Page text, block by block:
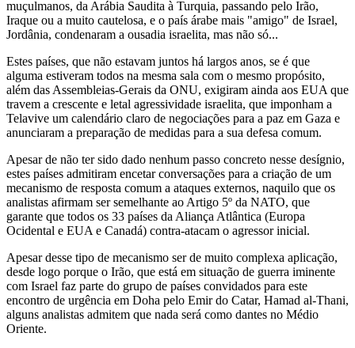
muçulmanos, da Arábia Saudita à Turquia, passando pelo Irão,
Iraque ou a muito cautelosa, e o país árabe mais "amigo" de Israel,
Jordânia, condenaram a ousadia israelita, mas não só...
Estes países, que não estavam juntos há largos anos, se é que
alguma estiveram todos na mesma sala com o mesmo propósito,
além das Assembleias-Gerais da ONU, exigiram ainda aos EUA que
travem a crescente e letal agressividade israelita, que imponham a
Telavive um calendário claro de negociações para a paz em Gaza e
anunciaram a preparação de medidas para a sua defesa comum.
Apesar de não ter sido dado nenhum passo concreto nesse desígnio,
estes países admitiram encetar conversações para a criação de um
mecanismo de resposta comum a ataques externos, naquilo que os
analistas afirmam ser semelhante ao Artigo 5º da NATO, que
garante que todos os 33 países da Aliança Atlântica (Europa
Ocidental e EUA e Canadá) contra-atacam o agressor inicial.
Apesar desse tipo de mecanismo ser de muito complexa aplicação,
desde logo porque o Irão, que está em situação de guerra iminente
com Israel faz parte do grupo de países convidados para este
encontro de urgência em Doha pelo Emir do Catar, Hamad al-Thani,
alguns analistas admitem que nada será como dantes no Médio
Oriente.